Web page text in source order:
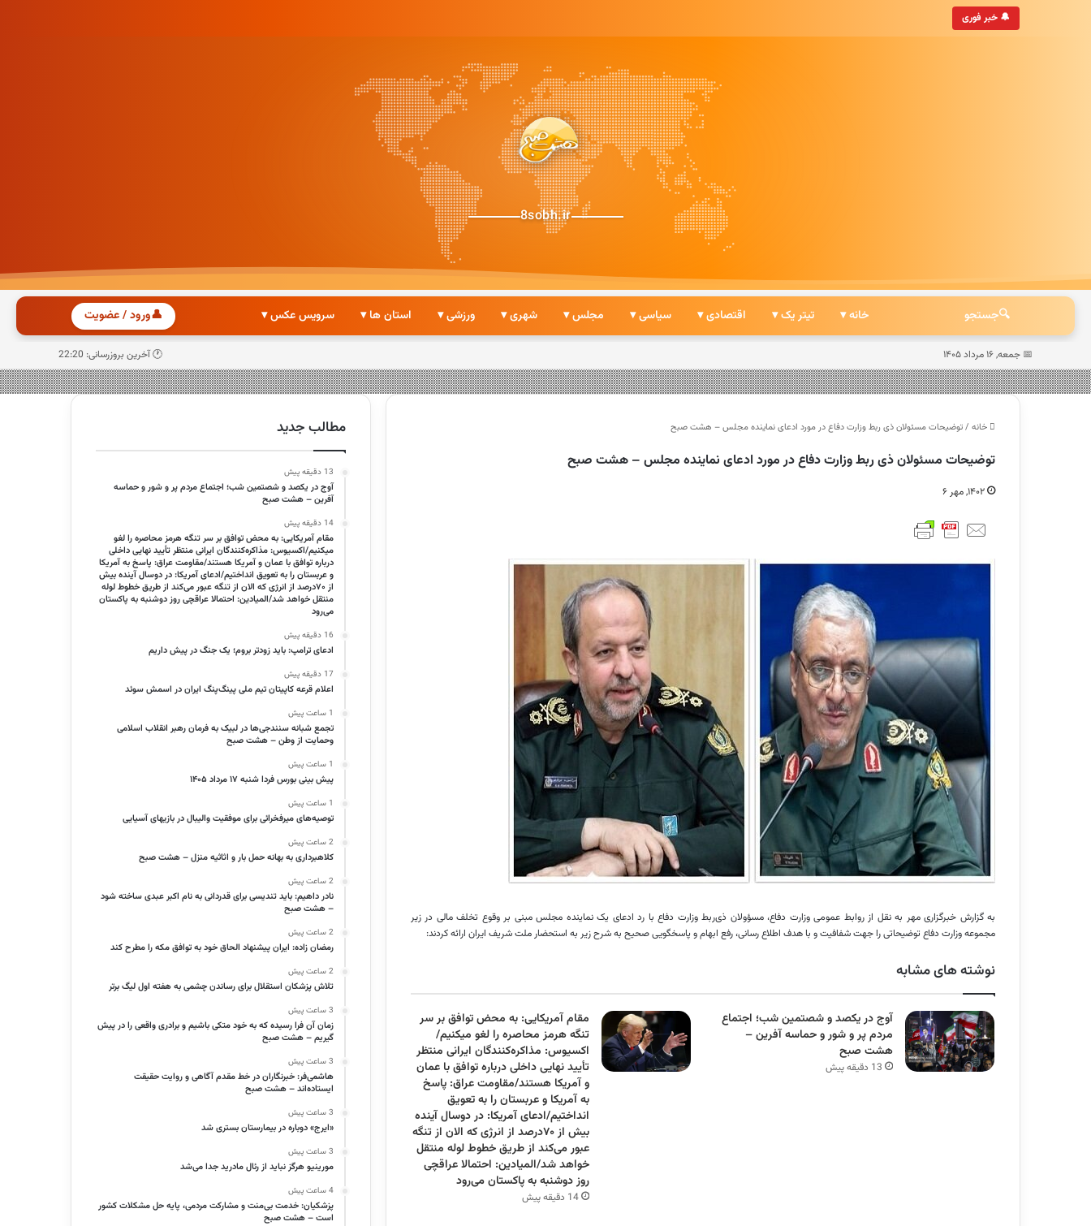
🔔 خبر فوری
• به‌روزترین خبرگزاری ایرانی
8sobh.ir
🔍جستجو خانه ▾ تیتر یک ▾ اقتصادی ▾ سیاسی ▾ مجلس ▾ شهری ▾ ورزشی ▾ استان ها ▾ سرویس عکس ▾ 👤ورود / عضویت
📅 جمعه, ۱۶ مرداد ۱۴۰۵ 🕐 آخرین بروزرسانی: 22:20
خانه /توضیحات مسئولان ذی ربط وزارت دفاع در مورد ادعای نماینده مجلس – هشت صبح
توضیحات مسئولان ذی ربط وزارت دفاع در مورد ادعای نماینده مجلس – هشت صبح
۱۴۰۲, مهر ۶
به گزارش خبرگزاری مهر به نقل از روابط عمومی وزارت دفاع، مسؤولان ذی‌ربط وزارت دفاع با رد ادعای یک نماینده مجلس مبنی بر وقوع تخلف مالی در زیر
مجموعه وزارت دفاع توضیحاتی را جهت شفافیت و با هدف اطلاع رسانی، رفع ابهام و پاسخگویی صحیح به شرح زیر به استحضار ملت شریف ایران ارائه کردند:
نوشته های مشابه
آوج در یکصد و شصتمین شب؛ اجتماع
مردم پر و شور و حماسه آفرین –
هشت صبح
13 دقیقه پیش
مقام آمریکایی: به محض توافق بر سر
تنگه هرمز محاصره را لغو میکنیم/
اکسیوس: مذاکره‌کنندگان ایرانی منتظر
تأیید نهایی داخلی درباره توافق با عمان
و آمریکا هستند/مقاومت عراق: پاسخ
به آمریکا و عربستان را به تعویق
انداختیم/ادعای آمریکا: در دوسال آینده
بیش از ۷۰درصد از انرژی که الان از تنگه
عبور می‌کند از طریق خطوط لوله منتقل
خواهد شد/المیادین: احتمالا عراقچی
روز دوشنبه به پاکستان می‌رود
14 دقیقه پیش
مطالب جدید
13 دقیقه پیش
آوج در یکصد و شصتمین شب؛ اجتماع مردم پر و شور و حماسه
آفرین – هشت صبح
14 دقیقه پیش
مقام آمریکایی: به محض توافق بر سر تنگه هرمز محاصره را لغو
میکنیم/اکسیوس: مذاکره‌کنندگان ایرانی منتظر تأیید نهایی داخلی
درباره توافق با عمان و آمریکا هستند/مقاومت عراق: پاسخ به آمریکا
و عربستان را به تعویق انداختیم/ادعای آمریکا: در دوسال آینده بیش
از ۷۰درصد از انرژی که الان از تنگه عبور می‌کند از طریق خطوط لوله
منتقل خواهد شد/المیادین: احتمالا عراقچی روز دوشنبه به پاکستان
می‌رود
16 دقیقه پیش
ادعای ترامپ: باید زودتر بروم؛ یک جنگ در پیش داریم
17 دقیقه پیش
اعلام قرعه کاپیتان تیم ملی پینگ‌پنگ ایران در اسمش سوئد
1 ساعت پیش
تجمع شبانه سنندجی‌ها در لبیک به فرمان رهبر انقلاب اسلامی
وحمایت از وطن – هشت صبح
1 ساعت پیش
پیش بینی بورس فردا شنبه ۱۷ مرداد ۱۴۰۵
1 ساعت پیش
توصیه‌های میرفخرائی برای موفقیت والیبال در بازیهای آسیایی
2 ساعت پیش
کلاهبرداری به بهانه حمل بار و اثاثیه منزل – هشت صبح
2 ساعت پیش
نادر داهیم: باید تندیسی برای قدردانی به نام اکبر عبدی ساخته شود
– هشت صبح
2 ساعت پیش
رمضان زاده: ایران پیشنهاد الحاق خود به توافق مکه را مطرح کند
2 ساعت پیش
تلاش پزشکان استقلال برای رساندن چشمی به هفته اول لیگ برتر
3 ساعت پیش
زمان آن فرا رسیده که به خود متکی باشیم و برادری واقعی را در پیش
گیریم – هشت صبح
3 ساعت پیش
هاشمی‌فر​​​​​​​: خبرنگاران در خط مقدم آگاهی و روایت حقیقت
ایستاده‌اند – هشت صبح
3 ساعت پیش
«ایرج» دوباره در بیمارستان بستری شد
3 ساعت پیش
مورینیو هرگز نباید از رئال مادرید جدا می‌شد
4 ساعت پیش
پزشکیان: خدمت بی‌منت و مشارکت مردمی، پایه حل مشکلات کشور
است – هشت صبح